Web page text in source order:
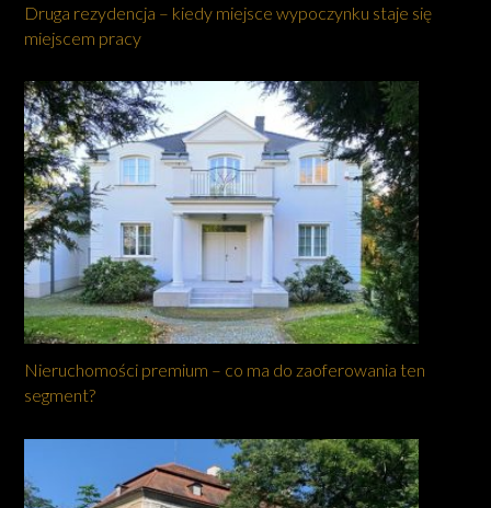
Druga rezydencja – kiedy miejsce wypoczynku staje się
miejscem pracy
Nieruchomości premium – co ma do zaoferowania ten
segment?